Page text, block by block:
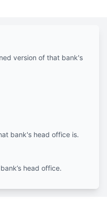
version of that bank's
bank's head office is.
head office.